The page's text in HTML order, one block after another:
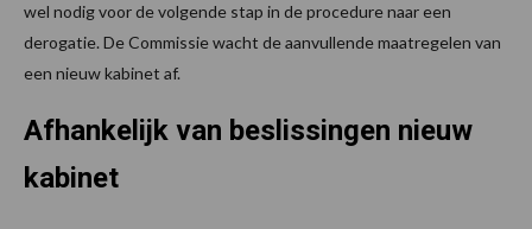
wel nodig voor de volgende stap in de procedure naar een
derogatie. De Commissie wacht de aanvullende maatregelen van
een nieuw kabinet af.
Afhankelijk van beslissingen nieuw
kabinet